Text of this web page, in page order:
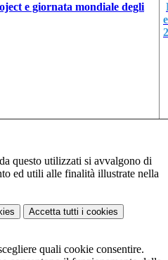
e giornata mondiale degli
questo utilizzati si avvalgono di
ed utili alle finalità illustrate nella
Accetta tutti i cookies
quali cookie consentire.